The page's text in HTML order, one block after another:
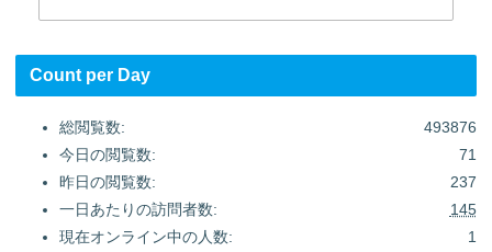
Count per Day
493876
総閲覧数:
71
今日の閲覧数:
237
昨日の閲覧数:
145
一日あたりの訪問者数:
1
現在オンライン中の人数: